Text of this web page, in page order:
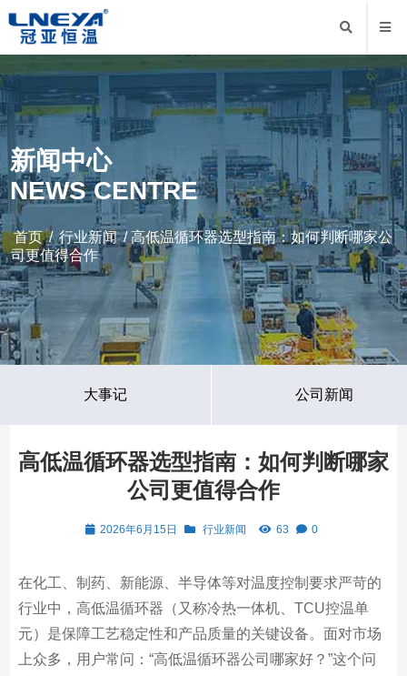
新闻中心
NEWS CENTRE
首页/行业新闻/ 高低温循环器选型指南：如何判断哪家公
司更值得合作
大事记 公司新闻
高低温循环器选型指南：如何判断哪家
公司更值得合作
2026年6月15日 行业新闻 63 0
在化工、制药、新能源、半导体等对温度控制要求严苛的
行业中，高低温循环器（又称冷热一体机、TCU控温单
元）是保障工艺稳定性和产品质量的关键设备。面对市场
上众多，用户常问：“高低温循环器公司哪家好？”这个问